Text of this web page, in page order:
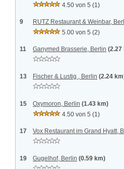
4.50 von 5 (1)
9
RUTZ Restaurant & Weinbar,
5.00 von 5 (2)
11 Ganymed Brasserie, Berlin (2.27
13 Fischer & Lustig , Berlin (2.24
15 Oxymoron, Berlin (1.43 km)
4.50 von 5 (1)
17 Vox Restaurant im Grand Hyatt,
19 Gugelhof, Berlin (0.59 km)